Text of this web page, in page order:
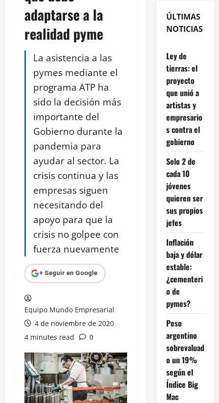
adaptarse a la
realidad pyme
La asistencia a las
pymes mediante el
programa ATP ha
sido la decisión más
importante del
Gobierno durante la
pandemia para
ayudar al sector. La
crisis continua y las
empresas siguen
necesitando del
apoyo para que la
crisis no golpee con
fuerza nuevamente
+ Seguir en Google
Equipo Mundo Empresarial
4 de noviembre de 2020
4 minutes read
0
ÚLTIMAS
NOTICIAS
Ley de
tierras: el
proyecto
que unió a
artistas y
empresario
s contra el
gobierno
Solo 2 de
cada 10
jóvenes
quieren ser
sus propios
jefes
Inflación
baja y dólar
estable:
¿cementeri
o de
pymes?
Peso
argentino
sobrevaluad
o un 19%
según el
Índice Big
Mac